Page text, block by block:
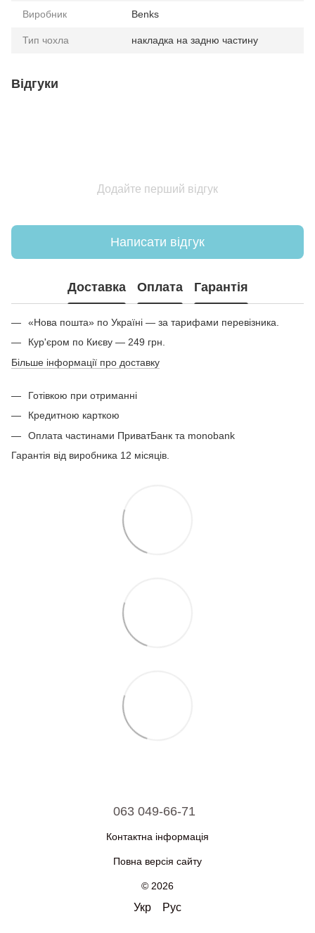
Виробник Benks
Тип чохла накладка на задню частину
Відгуки
Додайте перший відгук
Написати відгук
Доставка Оплата Гарантія
«Нова пошта» по Україні — за тарифами перевізника.
Кур'єром по Києву — 249 грн.
Більше інформації про доставку
Готівкою при отриманні
Кредитною карткою
Оплата частинами ПриватБанк та monobank
Гарантія від виробника 12 місяців.
063 049-66-71
Контактна інформація
Повна версія сайту
© 2026
Укр Рус